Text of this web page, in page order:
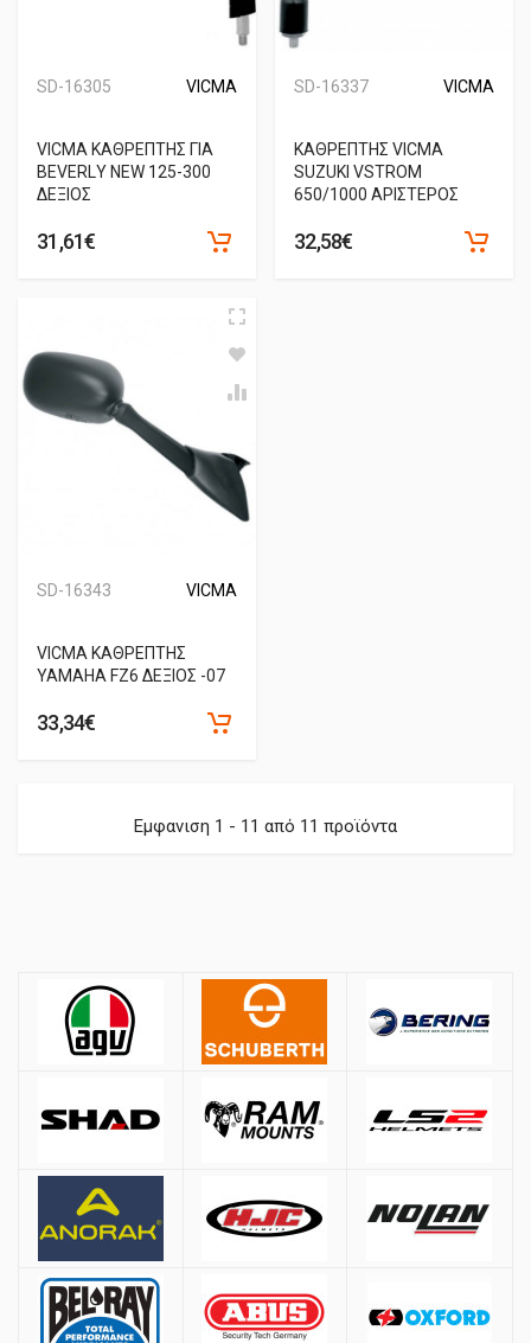
SD-16305 VICMA
VICMA ΚΑΘΡΕΠΤΗΣ ΓΙΑ
BEVERLΥ NEW 125-300
ΔΕΞΙΟΣ
31,61€
SD-16337 VICMA
ΚΑΘΡΕΠΤΗΣ VICMA
SUZUKI VSTROM
650/1000 ΑΡΙΣΤΕΡΟΣ
32,58€
SD-16343 VICMA
VICMA ΚΑΘΡΕΠΤΗΣ
YAMAHA FZ6 ΔΕΞΙΟΣ -07
33,34€
Εμφανιση 1 - 11 από 11 προϊόντα